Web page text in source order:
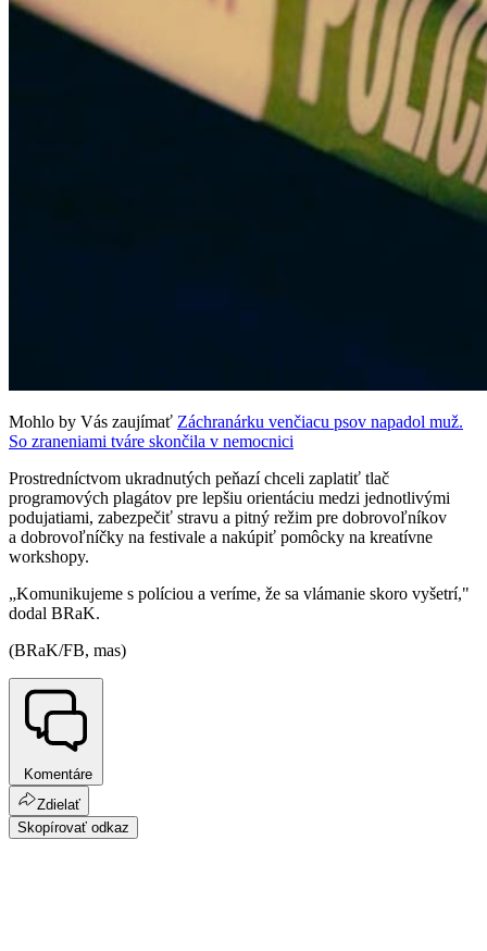
Mohlo by Vás zaujímať Záchranárku venčiacu psov napadol muž.
So zraneniami tváre skončila v nemocnici
Prostredníctvom ukradnutých peňazí chceli zaplatiť tlač
programových plagátov pre lepšiu orientáciu medzi jednotlivými
podujatiami, zabezpečiť stravu a pitný režim pre dobrovoľníkov
a dobrovoľníčky na festivale a nakúpiť pomôcky na kreatívne
workshopy.
„Komunikujeme s políciou a veríme, že sa vlámanie skoro vyšetrí,"
dodal BRaK.
(BRaK/FB, mas)
Komentáre
Zdielať
Skopírovať odkaz